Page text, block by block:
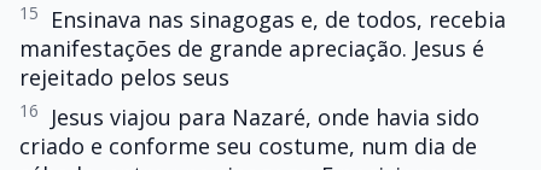
15
Ensinava nas sinagogas e, de todos, recebia
manifestações de grande apreciação. Jesus é
rejeitado pelos seus
16
Jesus viajou para Nazaré, onde havia sido
criado e conforme seu costume, num dia de